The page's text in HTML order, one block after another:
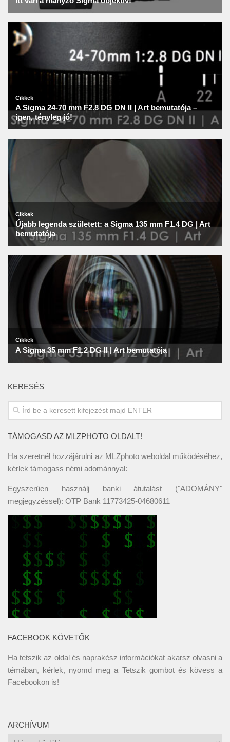
KERESÉS
TÁMOGASD AZ MLZPHOTO OLDALT!
Ha szeretnél hozzájárulni az MLZphoto weboldal működéséhez,
kérlek támogass némi adománnyal:
Egyszerűen használj banki átutalást ("ADOMÁNY"
megjegyzéssel): OTP Bank 11773425-04680611
FACEBOOK KÖVETŐK
Ha tetszik az oldal és naprakész információkat akarsz olvasni a
témában, kérlek, nyomd meg a Tetszik gombot és kövess a
Facebookon is!
ARCHÍVUM
Archívum